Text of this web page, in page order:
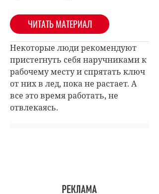
ЧИТАТЬ МАТЕРИАЛ
Некоторые люди рекомендуют
пристегнуть себя наручниками к
рабочему месту и спрятать ключ
от них в лед, пока не растает. А
все это время работать, не
отвлекаясь.